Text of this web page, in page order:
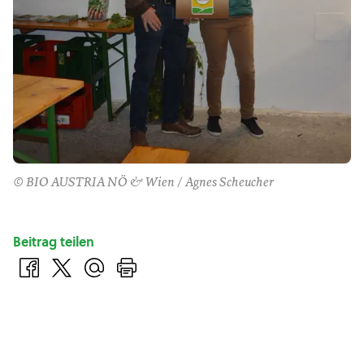
© BIO AUSTRIA NÖ & Wien / Agnes Scheucher
Beitrag teilen